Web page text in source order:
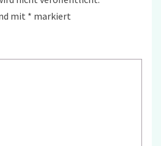
mit * markiert